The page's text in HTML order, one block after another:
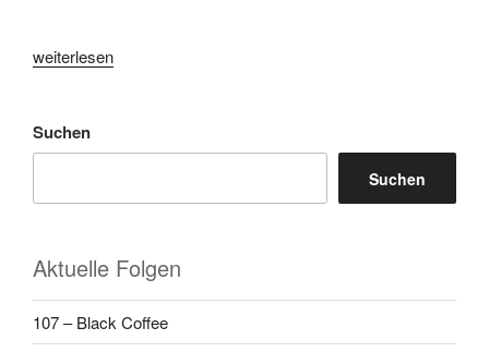
„6
Murder
on
Links“
weiterlesen
Suchen
Suchen
Aktuelle Folgen
107 – Black Coffee